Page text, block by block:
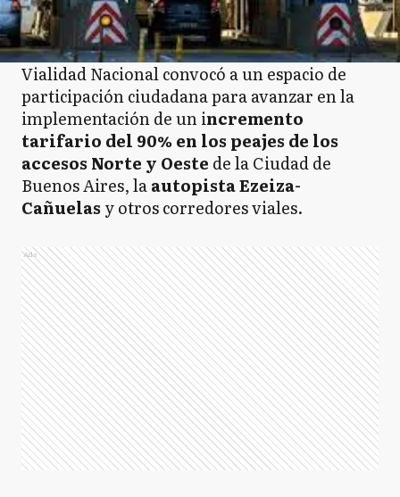
Vialidad Nacional convocó a un espacio de
participación ciudadana para avanzar en la
implementación de un incremento
tarifario del 90% en los peajes de los
accesos Norte y Oeste de la Ciudad de
Buenos Aires, laautopista Ezeiza-
Cañuelas y otros corredores viales.
Ads